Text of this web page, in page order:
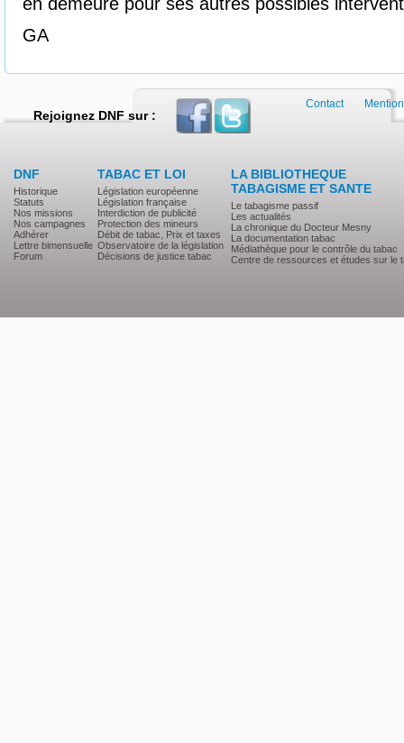
GA
Rejoignez DNF sur :
DNF
Historique
Statuts
Nos missions
Nos campagnes
Adhérer
Lettre bimensuelle
Forum
TABAC ET LOI
Législation européenne
Législation française
Interdiction de publicité
Protection des mineurs
Débit de tabac, Prix et taxes
Observatoire de la législation
Décisions de justice tabac
LA BIBLIOTHEQUE
TABAGISME ET SANTE
Le tabagisme passif
Les actualités
La chronique du Docteur Mesny
La documentation tabac
Médiathèque pour le contrôle du tabac
Centre de ressources et études sur le
Contact